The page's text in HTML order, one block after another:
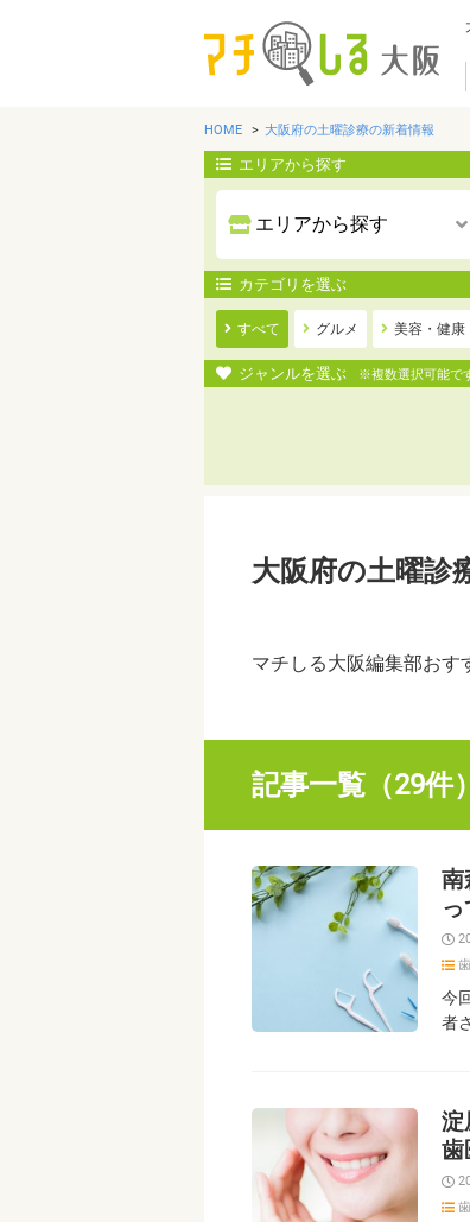
HOME 大阪府の土曜診療の新着情報
エリアから探す
カテゴリを選ぶ
すべて グルメ 美容・健康
ジャンルを選ぶ ※複数選択可能で
大阪府の土曜診
マチしる大阪編集部おす
記事一覧（29件）
南
今
者
淀
歯